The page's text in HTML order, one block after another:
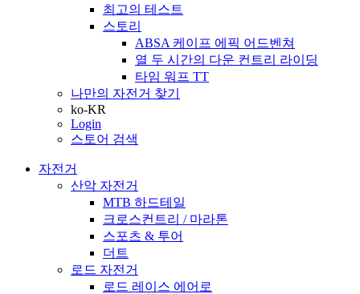
최고의 테스트
스토리
ABSA 케이프 에픽 어드벤쳐
열 두 시간의 다운 컨트리 라이딩
타임 워프 TT
나만의 자전거 찾기
ko-KR
Login
스토어 검색
자전거
산악 자전거
MTB 하드테일
크로스컨트리 / 마라톤
스포츠 & 투어
더트
로드 자전거
로드 레이스 에어로